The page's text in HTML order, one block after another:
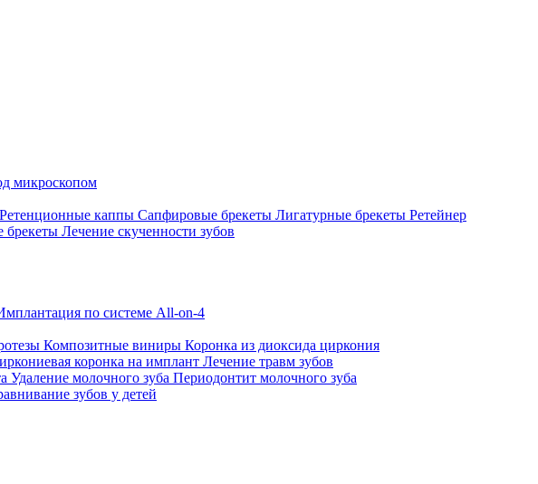
микроскопом
Ретенционные каппы Сапфировые брекеты Лигатурные брекеты Ретейнер
брекеты Лечение скученности зубов
по системе All-on-4
Композитные виниры Коронка из диоксида циркония
коронка на имплант Лечение травм зубов
Удаление молочного зуба Периодонтит молочного зуба
зубов у детей